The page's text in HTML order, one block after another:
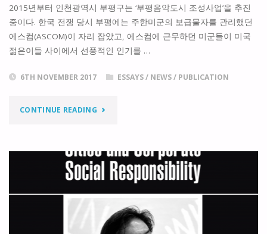
2015년부터 인천광역시 부평구는 ‘부평음악도시 조성사업’을 추진
중이다. 한국 전쟁 당시 부평에는 주한미군의 보급물자를 관리했던
에스컴(ASCOM)이 자리 잡았고, 에스컴에 근무하던 미군들이 미국
젊은이들 사이에서 선풍적인 인기를 …
6TH NOVEMBER 2017 ESSAYS/ NEWS/ PUBLICATION
CONTINUE READING"
고]
부
음